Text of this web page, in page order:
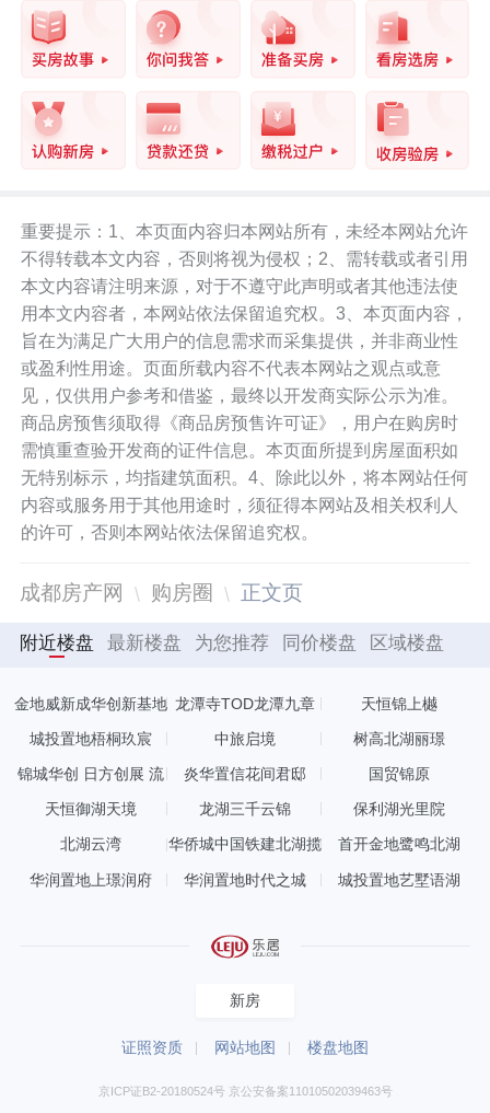
重要提示：1、本页面内容归本网站所有，未经本网站允许
不得转载本文内容，否则将视为侵权；2、需转载或者引用
本文内容请注明来源，对于不遵守此声明或者其他违法使
用本文内容者，本网站依法保留追究权。3、本页面内容，
旨在为满足广大用户的信息需求而采集提供，并非商业性
或盈利性用途。页面所载内容不代表本网站之观点或意
见，仅供用户参考和借鉴，最终以开发商实际公示为准。
商品房预售须取得《商品房预售许可证》，用户在购房时
需慎重查验开发商的证件信息。本页面所提到房屋面积如
无特别标示，均指建筑面积。4、除此以外，将本网站任何
内容或服务用于其他用途时，须征得本网站及相关权利人
的许可，否则本网站依法保留追究权。
成都房产网 购房圈 正文页
附近楼盘 最新楼盘 为您推荐 同价楼盘 区域楼盘
金地威新成华创新基地 龙潭寺TOD龙潭九章 天恒锦上樾
城投置地梧桐玖宸 中旅启境 树高北湖丽璟
锦城华创 日方创展 流
炎华置信花间君邸 国贸锦原
天恒御湖天境 龙湖三千云锦 保利湖光里院
北湖云湾
华侨城中国铁建北湖揽
首开金地鹭鸣北湖
华润置地上璟润府 华润置地时代之城 城投置地艺墅语湖
新房
证照资质 网站地图 楼盘地图
京ICP证B2-20180524号 京公安备案11010502039463号